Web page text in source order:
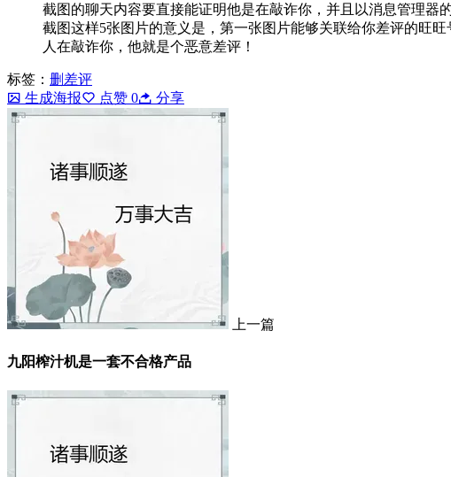
截图的聊天内容要直接能证明他是在敲诈你，并且以消息管理器
截图这样5张图片的意义是，第一张图片能够关联给你差评的旺
人在敲诈你，他就是个恶意差评！
标签： 删差评
生成海报
点赞 0 分享
上一篇
九阳榨汁机是一套不合格产品